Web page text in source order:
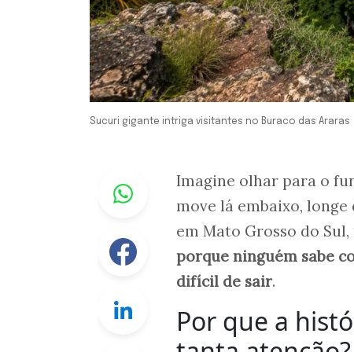
Sucuri gigante intriga visitantes no Buraco das Araras
Whastapp
Facebook
Imagine olhar para o
move lá embaixo,
em Mato Grosso do Sul,
porque ninguém sabe
difícil de sair.
Por que a